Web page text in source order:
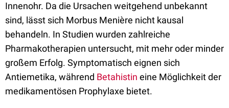
Innenohr. Da die Ursachen weitgehend unbekannt
sind, lässt sich Morbus Menière nicht kausal
behandeln. In Studien wurden zahlreiche
Pharmakotherapien untersucht, mit mehr oder minder
großem Erfolg. Symptomatisch eignen sich
Antiemetika, während Betahistin eine Möglichkeit der
medikamentösen Prophylaxe bietet.